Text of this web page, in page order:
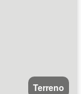
Terreno